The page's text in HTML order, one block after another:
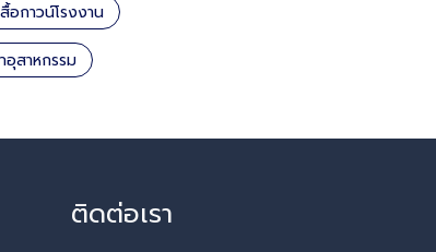
อกาวน์โรงงาน
อุสาหกรรม
ติดต่อเรา